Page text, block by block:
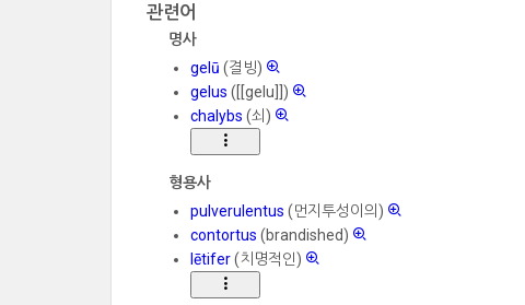
관련어
명사
gelū (결빙)
gelus ([[gelu]])
chalybs (쇠)
형용사
pulverulentus (먼지투성이의)
contortus (brandished)
lētifer(치명적인)